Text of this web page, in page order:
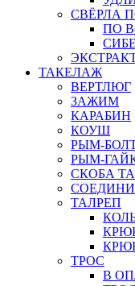
СВЁРЛА
ПО
ТАКЕЛАЖ
ВЕРТЛЮГ
ЗАЖИМ
КАРАБИН
КОУШ
РЫМ-
РЫМ-
СКОБА
ТАЛРЕП
ТРОС
В